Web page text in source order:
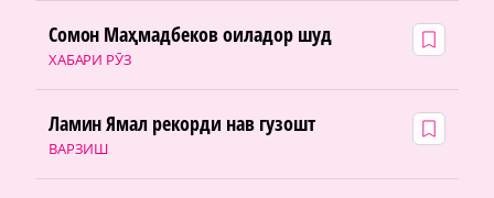
ХАБАРИ РӮЗ
Сомон Маҳмадбеков оиладор шуд
ВАРЗИШ
Ламин Ямал рекорди нав гузошт